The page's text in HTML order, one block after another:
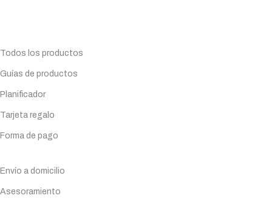
Todos los productos
Guías de productos
Planificador
Tarjeta regalo
Forma de pago
Envío a domicilio
Asesoramiento